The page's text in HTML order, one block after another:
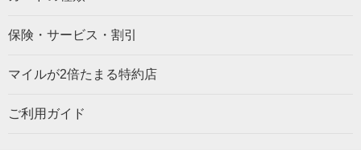
保険・サービス・割引
マイルが2倍たまる特約店
ご利用ガイド